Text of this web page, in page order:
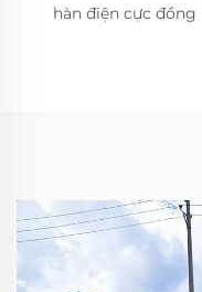
hàn điện cực đồng